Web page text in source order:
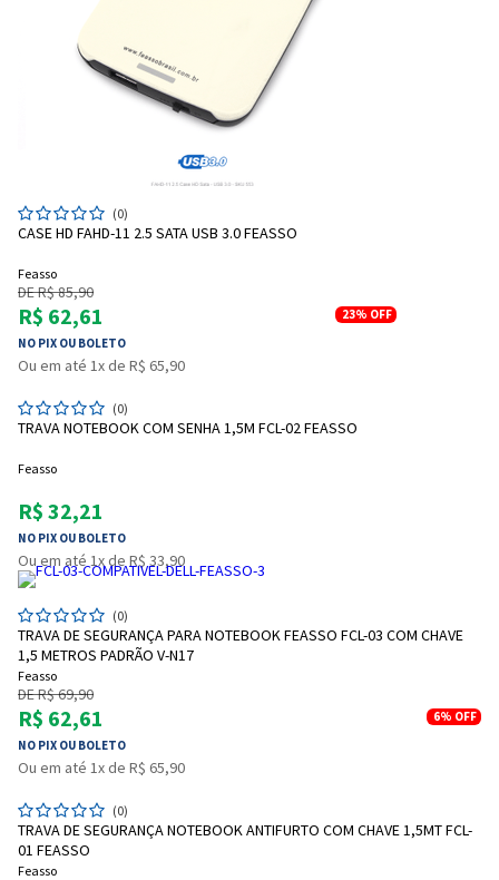
Entrega Flash
Cartão de crédito
Pagamento via Pix
Retire na Loja
(0)
CASE HD FAHD-11 2.5 SATA USB 3.0 FEASSO
Feasso
DE R$ 85,90
R$ 62,61
NO PIX OU BOLETO
23% OFF
Ou em até 1x de R$ 65,90
(0)
TRAVA NOTEBOOK COM SENHA 1,5M FCL-02 FEASSO
Feasso
R$ 32,21
NO PIX OU BOLETO
Ou em até 1x de R$ 33,90
(0)
TRAVA DE SEGURANÇA PARA NOTEBOOK FEASSO FCL-03 COM CHAVE
1,5 METROS PADRÃO V-N17
Feasso
DE R$ 69,90
R$ 62,61
NO PIX OU BOLETO
6% OFF
Ou em até 1x de R$ 65,90
(0)
TRAVA DE SEGURANÇA NOTEBOOK ANTIFURTO COM CHAVE 1,5MT FCL-
01 FEASSO
Feasso